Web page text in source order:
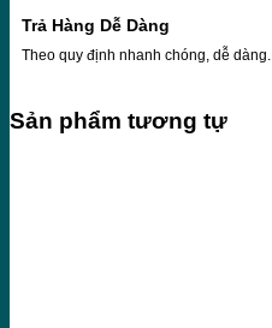
Trả Hàng Dễ Dàng
Theo quy định nhanh chóng, dễ dàng.
Sản phẩm tương tự